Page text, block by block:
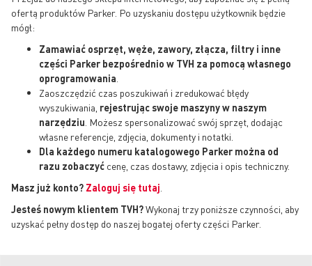
ofertą produktów Parker. Po uzyskaniu dostępu użytkownik będzie
mógł:
Zamawiać osprzęt, węże, zawory, złącza, filtry i inne
części Parker bezpośrednio w TVH za pomocą własnego
oprogramowania
Zaoszczędzić czas poszukiwań i zredukować błędy
wyszukiwania, rejestrując swoje maszyny w naszym
narzędziu . Możesz spersonalizować swój sprzęt, dodając
własne referencje, zdjęcia, dokumenty i notatki.
Dla każdego numeru katalogowego Parker można od
razu zobaczyć cenę, czas dostawy, zdjęcia i opis techniczny.
Masz już konto? Zaloguj się tutaj
Jesteś nowym klientem TVH?Wykonaj trzy poniższe czynności, aby
uzyskać pełny dostęp do naszej bogatej oferty części Parker.